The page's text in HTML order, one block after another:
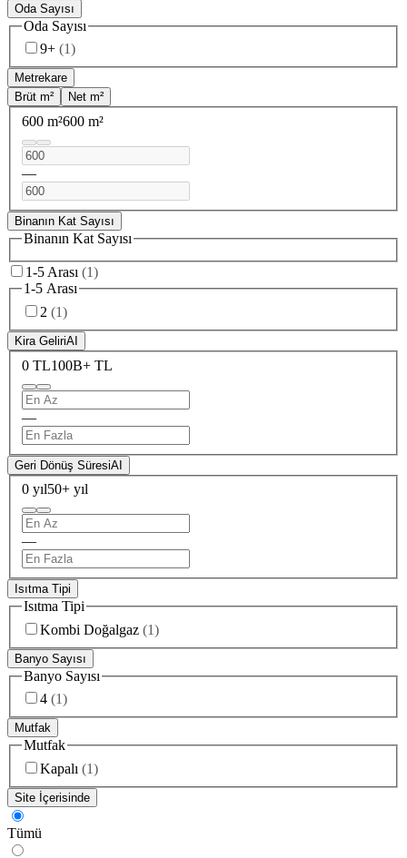
Oda Sayısı
Oda Sayısı
9+ (1)
Metrekare
Brüt m²
Net m²
600 m²600 m²
—
Binanın Kat Sayısı
Binanın Kat Sayısı
1-5 Arası (1)
1-5 Arası
2 (1)
Kira GeliriAI
0 TL100B+ TL
—
Geri Dönüş SüresiAI
0 yıl50+ yıl
—
Isıtma Tipi
Isıtma Tipi
Kombi Doğalgaz (1)
Banyo Sayısı
Banyo Sayısı
4 (1)
Mutfak
Mutfak
Kapalı (1)
Site İçerisinde
Tümü